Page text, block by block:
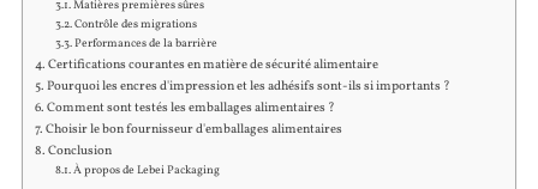
Matières premières sûres
Contrôle des migrations
Performances de la barrière
Certifications courantes en matière de sécurité alimentaire
Pourquoi les encres d'impression et les adhésifs sont-ils si importants ?
Comment sont testés les emballages alimentaires ?
Choisir le bon fournisseur d'emballages alimentaires
Conclusion
À propos de Lebei Packaging